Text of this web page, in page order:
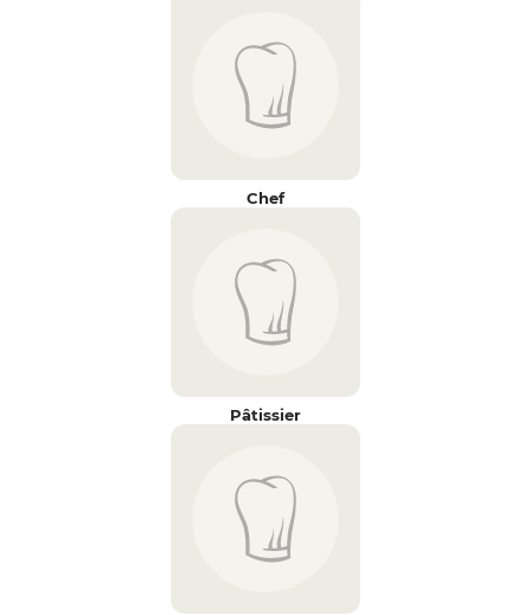
Chef
Pâtissier